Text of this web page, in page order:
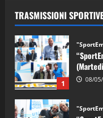
TRASMISSIONI
1
2